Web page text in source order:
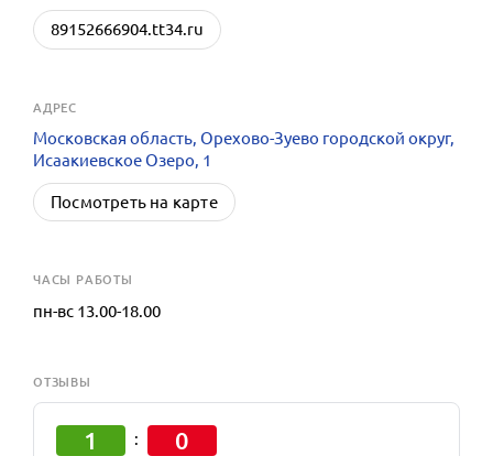
89152666904.tt34.ru
АДРЕС
Московская область, Орехово-Зуево городской округ,
Исаакиевское Озеро, 1
Посмотреть на карте
ЧАСЫ РАБОТЫ
пн-вс 13.00-18.00
ОТЗЫВЫ
1 : 0